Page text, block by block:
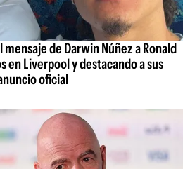
de Darwin Núñez a Ronald
en Liverpool y destacando a sus
oficial